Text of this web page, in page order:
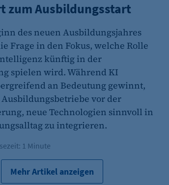
GmbH
GmbH
ob bei dem Besucher die Scrolltiefe gemessen
zum Ausbildungsstart
des neuen Ausbildungsjahres
Frage in den Fokus, welche Rolle
künftig in der
spielen wird. Während KI
an Bedeutung gewinnt,
vor der
neue Technologien sinnvoll in
zu integrieren.
1 Minute
Mehr Artikel anzeigen